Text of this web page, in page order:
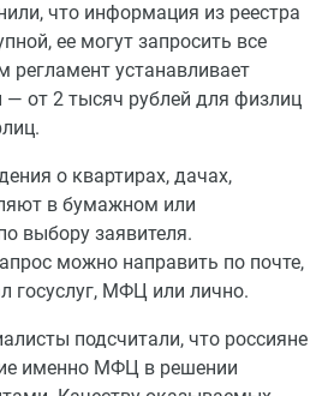
что информация из реестра
ее могут запросить все
устанавливает
— от 2 тысяч рублей для физлиц
о квартирах, дачах,
в бумажном или
выбору заявителя.
можно направить по почте,
госуслуг, МФЦ или лично.
подсчитали, что россияне
именно МФЦ в решении